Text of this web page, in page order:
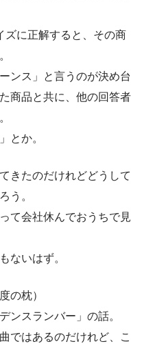
ズに正解すると、その商
ンス」と言うのが決め台
商品と共に、他の回答者
とか。
きたのだけれどどうして
う。
て会社休んでおうちで見
ないはず。
の枕）
ンスランバー」の話。
ではあるのだけれど、こ